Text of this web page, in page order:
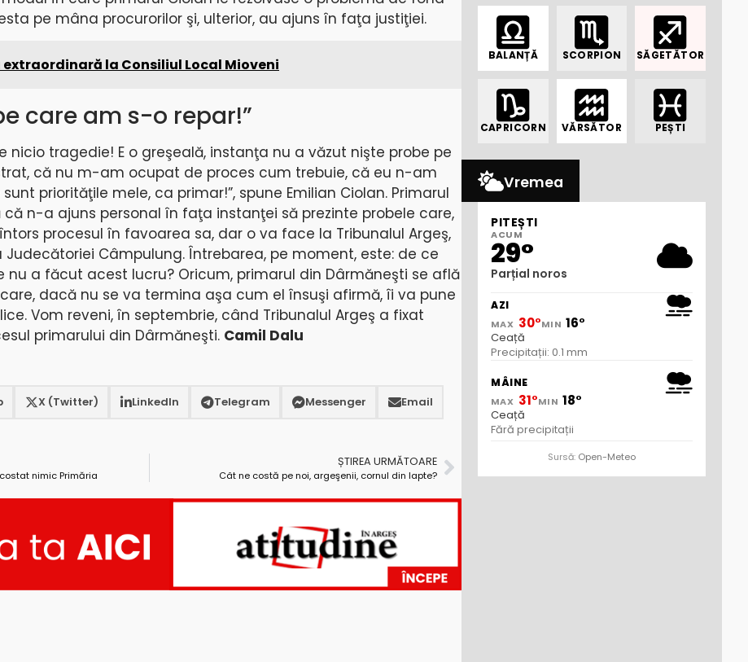
pe mâna procurorilor şi, ulterior, au ajuns în faţa justiţiei.
extraordinară la Consiliul Local Mioveni
care am s-o repar!”
nicio tragedie! E o greşeală, instanţa nu a văzut nişte probe pe
că nu m-am ocupat de proces cum trebuie, că eu n-am
priorităţile mele, ca primar!”, spune Emilian Ciolan. Primarul
n-a ajuns personal în faţa instanţei să prezinte probele care,
procesul în favoarea sa, dar o va face la Tribunalul Argeş,
Câmpulung. Întrebarea, pe moment, este: de ce
nu a făcut acest lucru? Oricum, primarul din Dârmăneşti se află
dacă nu se va termina aşa cum el însuşi afirmă, îi va pune
Vom reveni, în septembrie, când Tribunalul Argeş a fixat
primarului din Dârmăneşti. Camil Dalu
X (Twitter) LinkedIn Telegram Messenger Email
nimic Primăria
ȘTIREA URMĂTOARE
Cât ne costă pe noi, argeşenii, cornul din lapte?
BALANȚĂ SCORPION SĂGETĂTOR
CAPRICORN VĂRSĂTOR PEȘTI
Vremea
PITEȘTI
ACUM
29°
Parțial noros
AZI
MAX 30°MIN 16°
Ceață
Precipitații: 0.1 mm
MÂINE
MAX 31°MIN 18°
Ceață
Fără precipitații
Sursă: Open-Meteo